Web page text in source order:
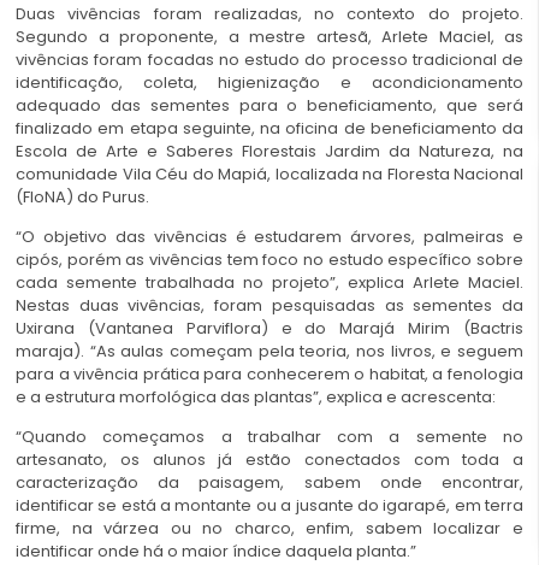
Duas vivências foram realizadas, no contexto do projeto.
Segundo a proponente, a mestre artesã, Arlete Maciel, as
vivências foram focadas no estudo do processo tradicional de
identificação, coleta, higienização e acondicionamento
adequado das sementes para o beneficiamento, que será
finalizado em etapa seguinte, na oficina de beneficiamento da
Escola de Arte e Saberes Florestais Jardim da Natureza, na
comunidade Vila Céu do Mapiá, localizada na Floresta Nacional
(FloNA) do Purus.
“O objetivo das vivências é estudarem árvores, palmeiras e
cipós, porém as vivências tem foco no estudo específico sobre
cada semente trabalhada no projeto”, explica Arlete Maciel.
Nestas duas vivências, foram pesquisadas as sementes da
Uxirana (Vantanea Parviflora) e do Marajá Mirim (Bactris
maraja). “As aulas começam pela teoria, nos livros, e seguem
para a vivência prática para conhecerem o habitat, a fenologia
e a estrutura morfológica das plantas”, explica e acrescenta:
“Quando começamos a trabalhar com a semente no
artesanato, os alunos já estão conectados com toda a
caracterização da paisagem, sabem onde encontrar,
identificar se está a montante ou a jusante do igarapé, em terra
firme, na várzea ou no charco, enfim, sabem localizar e
identificar onde há o maior índice daquela planta.”